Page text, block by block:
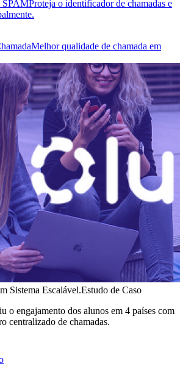
SPAMProteja o identificador de chamadas e
Melhor qualidade de chamada em
Sistema Escalável.Estudo de Caso
o engajamento dos alunos em 4 países com
centralizado de chamadas.